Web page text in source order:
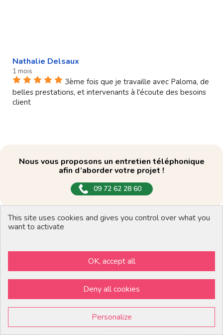
Nathalie Delsaux
1 mois
3ème fois que je travaille avec Paloma, de
belles prestations, et intervenants à l'écoute des besoins
client
Nous vous proposons un entretien téléphonique
afin d’aborder votre projet !
09 72 62 28 60
Qu’est-ce qu’un spectacle de Noël et à quoi
sert-il dans un arbre de Noël ?
Quels types de spectacles de Noël
This site uses cookies and gives you control over what you
want to activate
OK, accept all
Deny all cookies
Personalize